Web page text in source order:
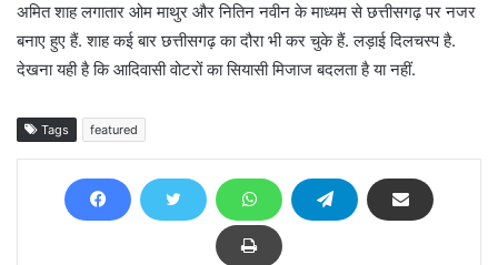
अमित शाह लगातार ओम माथुर और नितिन नवीन के माध्यम से छत्तीसगढ़ पर नजर
बनाए हुए हैं. शाह कई बार छत्तीसगढ़ का दौरा भी कर चुके हैं. लड़ाई दिलचस्प है.
देखना यही है कि आदिवासी वोटरों का सियासी मिजाज बदलता है या नहीं.
Tags featured